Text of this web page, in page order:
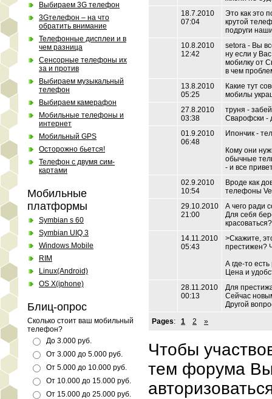
Выбираем 3G телефон
3Gтелефон – на что
обратить внимание
Телефонные дисплеи и в
чем разница
Сенсорные телефоны их
за и против
Выбираем музыкальный
телефон
Выбираем камерафон
Мобильные телефоны и
интернет
Мобильный GPS
Осторожно бьется!
Телефон с двумя сим-
картами
Мобильные
платформы
Symbian s 60
Symbian UIQ 3
Windows Mobile
RIM
Linux(Android)
OS X(iphone)
Блиц-опрос
Сколько стоит ваш мобильный
телефон?
До 3.000 руб.
От 3.000 до 5.000 руб.
От 5.000 до 10.000 руб.
От 10.000 до 15.000 руб.
От 15.000 до 25.000 руб.
18.7.2010
07:04
Это как это
крутой
подруги
10.8.2010
12:42
setora - Вы
ну если у
мобилку от
в чем
13.8.2010
05:25
Какие тут
мобилы
27.8.2010
03:38
труня -
Сварофски -
01.9.2010
06:48
Ипончик -
Кому они
обычные
- и все
02.9.2010
10:54
Вроде как
телефоны
29.10.2010
21:00
А чего ради
Для себя
красоваться?
14.11.2010
05:43
>Скажите,
престижен?
А где-то
Цена и
28.11.2010
00:13
Для
Сейчас
Другой
Pages: 1 2 »
Чтобы
тем форума